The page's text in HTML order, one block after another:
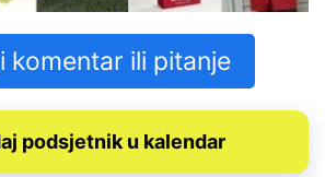
komentar ili pitanje
podsjetnik u kalendar